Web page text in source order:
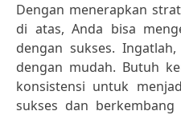
Dengan menerapkan
di atas, Anda bisa
dengan sukses.
dengan mudah. Butuh
konsistensi untuk
sukses dan